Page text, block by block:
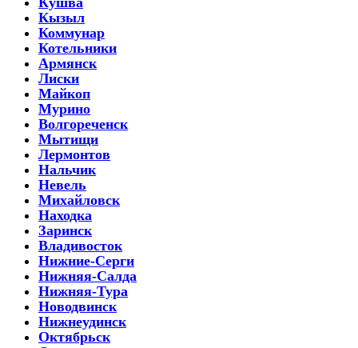
Кызыл
Коммунар
Котельники
Армянск
Лиски
Майкоп
Мурино
Волгореченск
Мытищи
Лермонтов
Нальчик
Невель
Михайловск
Находка
Заринск
Владивосток
Нижние-Серги
Нижняя-Салда
Нижняя-Тура
Новодвинск
Нижнеудинск
Октябрьск